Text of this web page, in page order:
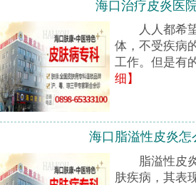
海口治疗皮炎医
人人都希
体，不受疾病
工作。但是有
细】
海口脂溢性皮炎怎
脂溢性皮
肤疾病，其表